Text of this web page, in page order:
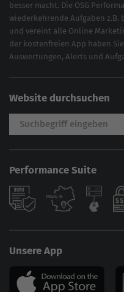
besser macht. Die OSG
wiederkehrende Aufgaben z.B.
und vereint alle Online
der kostenfreien App haben
Auswertungen, Alerts und
Website durchsuchen
Performance Suite
Unsere App